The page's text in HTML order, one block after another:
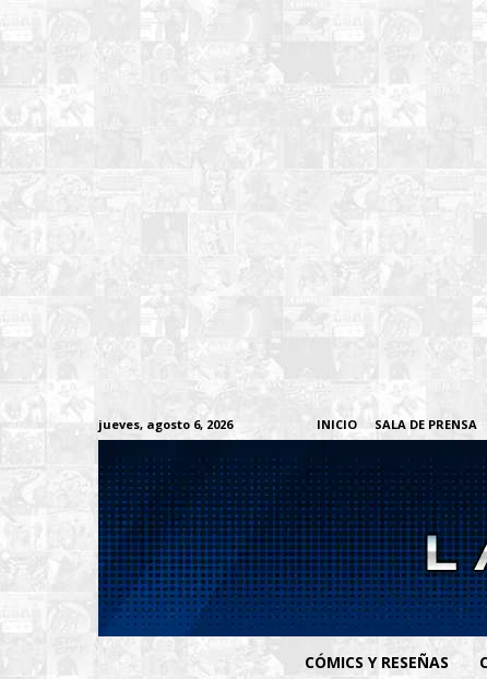
jueves, agosto 6, 2026 INICIO SALA DE PRENSA
CÓMICS Y RESEÑAS